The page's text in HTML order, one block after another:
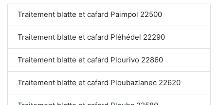
Traitement blatte et cafard Paimpol 22500
Traitement blatte et cafard Pléhédel 22290
Traitement blatte et cafard Plourivo 22860
Traitement blatte et cafard Ploubazlanec 22620